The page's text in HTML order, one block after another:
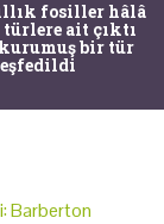
fosiller hâlâ
ait çıktı
bir tür
Barberton